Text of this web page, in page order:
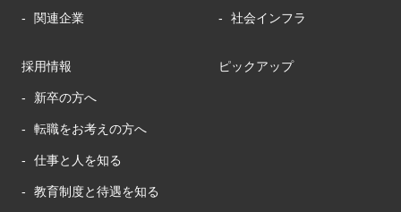
関連企業 社会インフラ
採用情報
新卒の方へ
転職をお考えの方へ
仕事と人を知る
教育制度と待遇を知る
ピックアップ